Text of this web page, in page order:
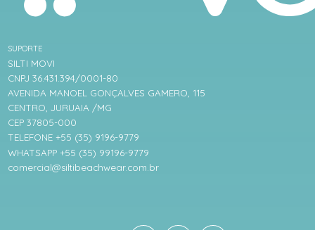
SUPORTE
SILTI MOVI
CNPJ 36.431.394/0001-80
AVENIDA MANOEL GONÇALVES GAMERO, 115
CENTRO, JURUAIA /MG
CEP 37805-000
TELEFONE +55 (35) 9196-9779
WHATSAPP +55 (35) 99196-9779
comercial@siltibeachwear.com.br